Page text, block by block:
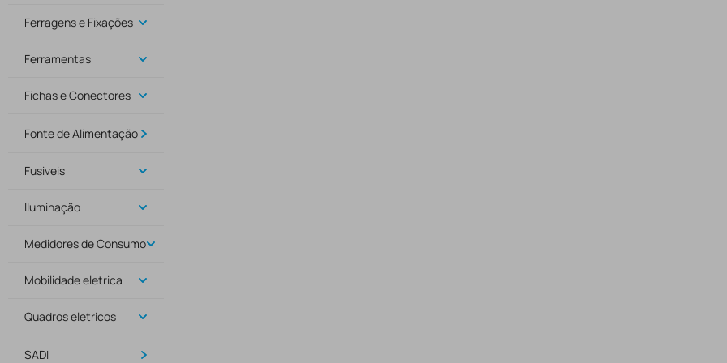
Ferragens e Fixações
Ferramentas
Fichas e Conectores
Fonte de Alimentação
Fusiveis
Iluminação
Medidores de Consumo
Mobilidade eletrica
Quadros eletricos
SADI